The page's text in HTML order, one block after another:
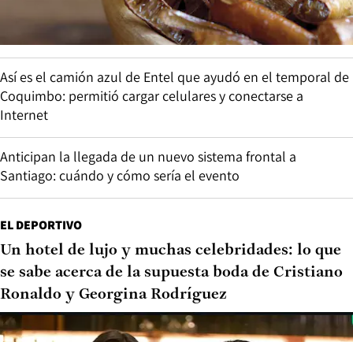
Así es el camión azul de Entel que ayudó en el temporal de
Coquimbo: permitió cargar celulares y conectarse a
Internet
Anticipan la llegada de un nuevo sistema frontal a
Santiago: cuándo y cómo sería el evento
EL DEPORTIVO
Un hotel de lujo y muchas celebridades: lo que
se sabe acerca de la supuesta boda de Cristiano
Ronaldo y Georgina Rodríguez